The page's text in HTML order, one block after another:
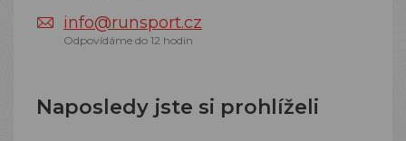
info@runsport.cz
Odpovídáme do 12 hodin
Naposledy jste si prohlíželi